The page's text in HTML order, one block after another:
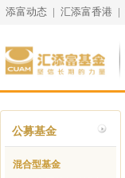
添富动态 | 汇添富香港 |
公募基金
混合型基金